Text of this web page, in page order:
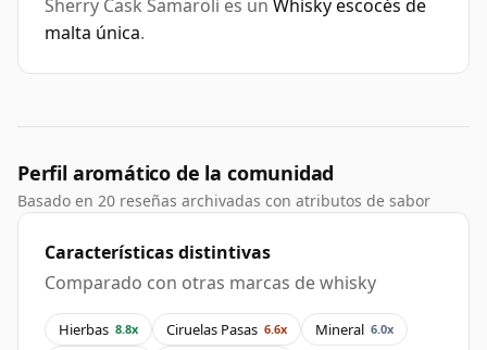
Sherry Cask Samaroli es un Whisky escocés de
malta única.
Perfil aromático de la comunidad
Basado en 20 reseñas archivadas con atributos de sabor
Características distintivas
Comparado con otras marcas de whisky
Hierbas 8.8x Ciruelas Pasas 6.6x Mineral 6.0x